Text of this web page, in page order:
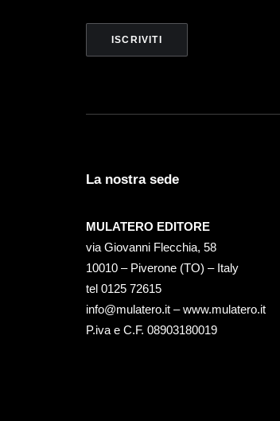
La nostra sede
MULATERO EDITORE
via Giovanni Flecchia, 58
10010 – Piverone (TO) – Italy
tel ‭0125 72615‬
info@mulatero.it –www.mulatero.it
P.iva e C.F. 08903180019